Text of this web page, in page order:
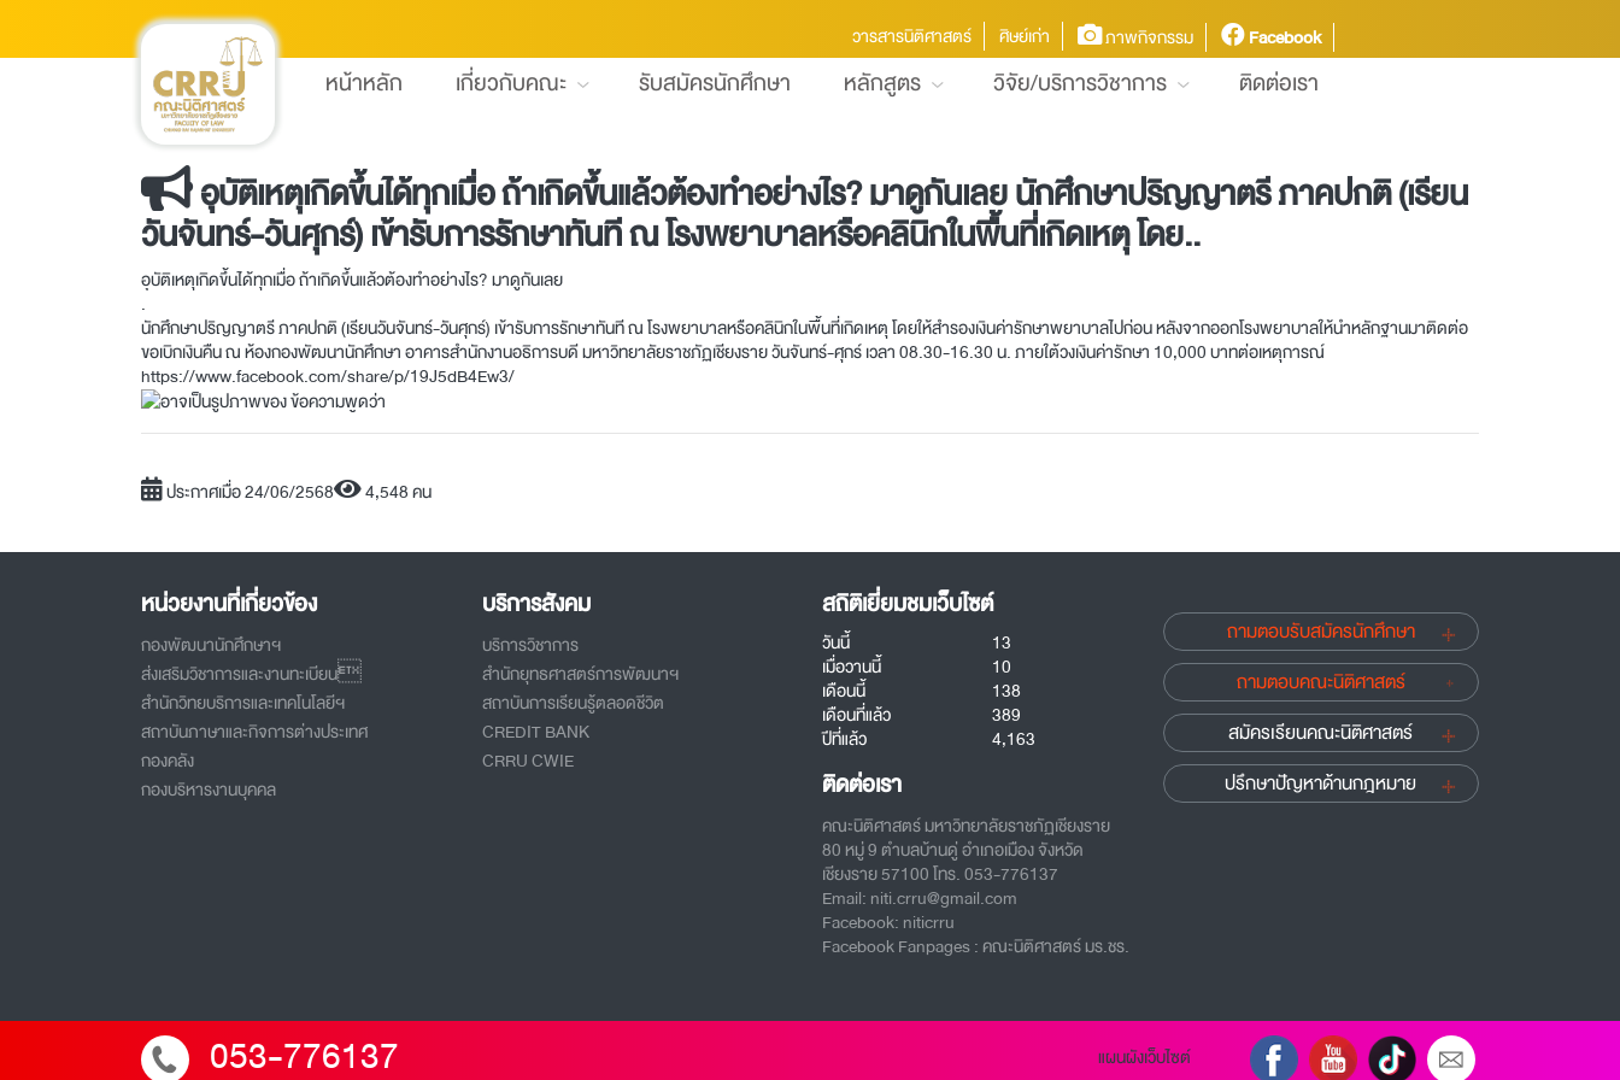
วารสารนิติศาสตร์ ศิษย์เก่า ภาพกิจกรรม Facebook
หน้าหลัก เกี่ยวกับคณะ รับสมัครนักศึกษา หลักสูตร วิจัย/บริการวิชาการ ติดต่อเรา
อุบัติเหตุเกิดขึ้นได้ทุกเมื่อ ถ้าเกิดขึ้นแล้วต้องทำอย่างไร? มาดูกันเลย นักศึกษาปริญญาตรี ภาคปกติ (เรียน
วันจันทร์-วันศุกร์) เข้ารับการรักษาทันที ณ โรงพยาบาลหรือคลินิกในพื้นที่เกิดเหตุ โดย..
อุบัติเหตุเกิดขึ้นได้ทุกเมื่อ ถ้าเกิดขึ้นแล้วต้องทำอย่างไร? มาดูกันเลย
.
นักศึกษาปริญญาตรี ภาคปกติ (เรียนวันจันทร์-วันศุกร์) เข้ารับการรักษาทันที ณ โรงพยาบาลหรือคลินิกในพื้นที่เกิดเหตุ โดยให้สำรองเงินค่ารักษาพยาบาลไปก่อน หลังจากออกโรงพยาบาลให้นำหลักฐานมาติดต่อ
ขอเบิกเงินคืน ณ ห้องกองพัฒนานักศึกษา อาคารสำนักงานอธิการบดี มหาวิทยาลัยราชภัฏเชียงราย วันจันทร์-ศุกร์ เวลา 08.30-16.30 น. ภายใต้วงเงินค่ารักษา 10,000 บาทต่อเหตุการณ์
https://www.facebook.com/share/p/19J5dB4Ew3/
ประกาศเมื่อ 24/06/2568 4,548 คน
หน่วยงานที่เกี่ยวข้อง
กองพัฒนานักศึกษาฯ
ส่งเสริมวิชาการและงานทะเบียน
สำนักวิทยบริการและเทคโนโลยีฯ
สถาบันภาษาและกิจการต่างประเทศ
กองคลัง
กองบริหารงานบุคคล
บริการสังคม
บริการวิชาการ
สำนักยุทธศาสตร์การพัฒนาฯ
สถาบันการเรียนรู้ตลอดชีวิต
CREDIT BANK
CRRU CWIE
สถิติเยี่ยมชมเว็บไซต์
วันนี้
13
เมื่อวานนี้
10
เดือนนี้
138
เดือนที่แล้ว
389
ปีที่แล้ว
4,163
ติดต่อเรา
คณะนิติศาสตร์ มหาวิทยาลัยราชภัฏเชียงราย
80 หมู่ 9 ตำบลบ้านดู่ อำเภอเมือง จังหวัด
เชียงราย 57100 โทร. 053-776137
Email: niti.crru@gmail.com
Facebook: niticrru
Facebook Fanpages : คณะนิติศาสตร์ มร.ชร.
ถามตอบรับสมัครนักศึกษา
ถามตอบคณะนิติศาสตร์
สมัครเรียนคณะนิติศาสตร์
ปรึกษาปัญหาด้านกฎหมาย
053-776137 แผนผังเว็บไซต์